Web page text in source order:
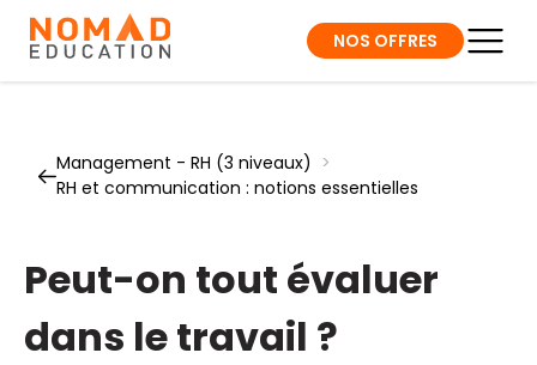
NOS OFFRES
Management - RH (3 niveaux) >
RH et communication : notions essentielles
Peut-on tout évaluer
dans le travail ?